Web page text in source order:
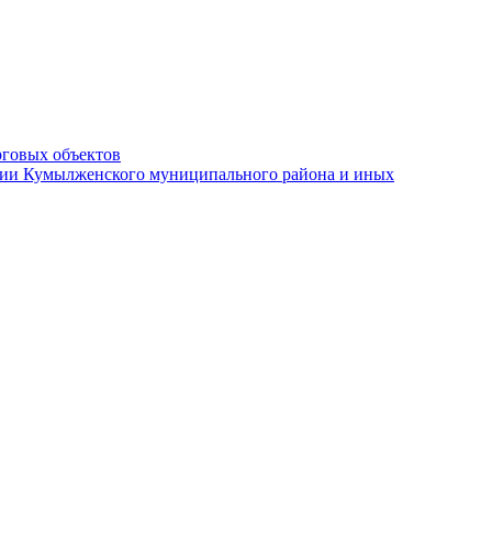
объектов
Кумылженского муниципального района и иных